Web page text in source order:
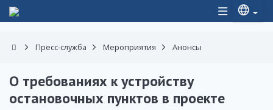
Пресс-служба Мероприятия Анонсы
О требованиях к устройству
остановочных пунктов в проекте